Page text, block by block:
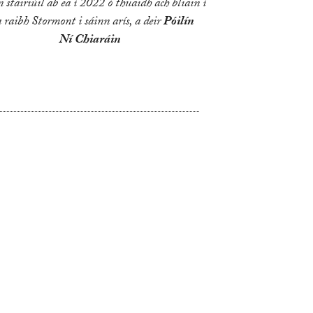
raibh Stormont i sáinn arís, a deirPóilín
Ní Chiaráin